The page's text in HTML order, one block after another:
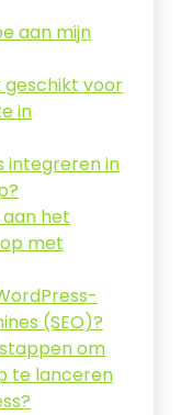
aan mijn
voor
in
integreren in
het
met
(SEO)?
om
te lanceren